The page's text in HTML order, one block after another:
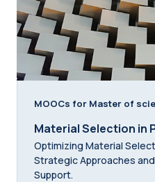
MOOCs for Master of
Material Selection in
Optimizing Material
Strategic Approaches
Support.